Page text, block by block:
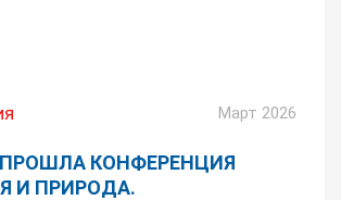
Март 2026
КОНФЕРЕНЦИЯ
И ПРИРОДА.